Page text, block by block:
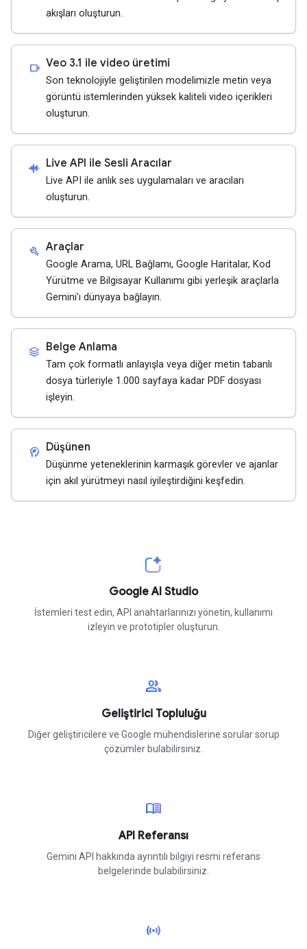
akışları oluşturun.
videocam Veo 3.1 ile video üretimi
Son teknolojiyle geliştirilen modelimizle metin veya
görüntü istemlerinden yüksek kaliteli video içerikleri
oluşturun.
android_recorder Live API ile Sesli Aracılar
Live API ile anlık ses uygulamaları ve aracıları
oluşturun.
build Araçlar
Google Arama, URL Bağlamı, Google Haritalar, Kod
Yürütme ve Bilgisayar Kullanımı gibi yerleşik araçlarla
Gemini'ı dünyaya bağlayın.
stacks Belge Anlama
Tam çok formatlı anlayışla veya diğer metin tabanlı
dosya türleriyle 1.000 sayfaya kadar PDF dosyası
işleyin.
cognition_2 Düşünen
Düşünme yeteneklerinin karmaşık görevler ve ajanlar
için akıl yürütmeyi nasıl iyileştirdiğini keşfedin.
Google AI Studio
İstemleri test edin, API anahtarlarınızı yönetin, kullanımı
izleyin ve prototipler oluşturun.
group
Geliştirici Topluluğu
Diğer geliştiricilere ve Google mühendislerine sorular sorup
çözümler bulabilirsiniz.
menu_book
API Referansı
Gemini API hakkında ayrıntılı bilgiyi resmi referans
belgelerinde bulabilirsiniz.
sensors